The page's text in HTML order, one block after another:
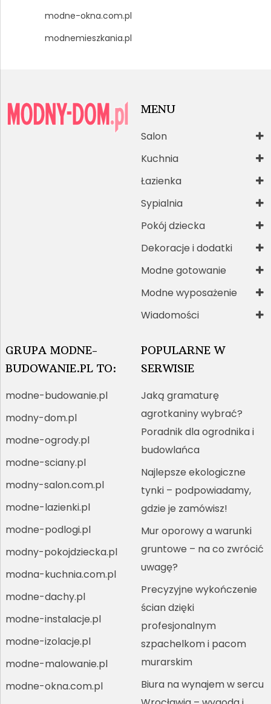
modne-okna.com.pl
modnemieszkania.pl
MENU
Salon
Kuchnia
Łazienka
Sypialnia
Pokój dziecka
Dekoracje i dodatki
Modne gotowanie
Modne wyposażenie
Wiadomości
GRUPA MODNE-
BUDOWANIE.PL TO:
modne-budowanie.pl
modny-dom.pl
modne-ogrody.pl
modne-sciany.pl
modny-salon.com.pl
modne-lazienki.pl
modne-podlogi.pl
modny-pokojdziecka.pl
modna-kuchnia.com.pl
modne-dachy.pl
modne-instalacje.pl
modne-izolacje.pl
modne-malowanie.pl
modne-okna.com.pl
POPULARNE W
SERWISIE
Jaką gramaturę
agrotkaniny wybrać?
Poradnik dla ogrodnika i
budowlańca
Najlepsze ekologiczne
tynki – podpowiadamy,
gdzie je zamówisz!
Mur oporowy a warunki
gruntowe – na co zwrócić
uwagę?
Precyzyjne wykończenie
ścian dzięki
profesjonalnym
szpachelkom i pacom
murarskim
Biura na wynajem w sercu